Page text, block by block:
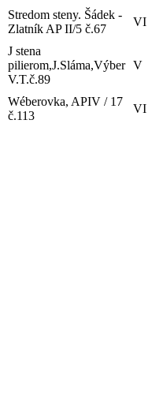
Stredom steny. Šádek -
Zlatník AP II/5 č.67
VI
J stena
pilierom,J.Sláma,Výber
V.T.č.89
V
Wéberovka, APIV / 17
č.113
VI